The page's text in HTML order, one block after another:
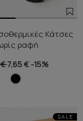
Κάτσες
ραφή
€7,65 € -15%
SALE